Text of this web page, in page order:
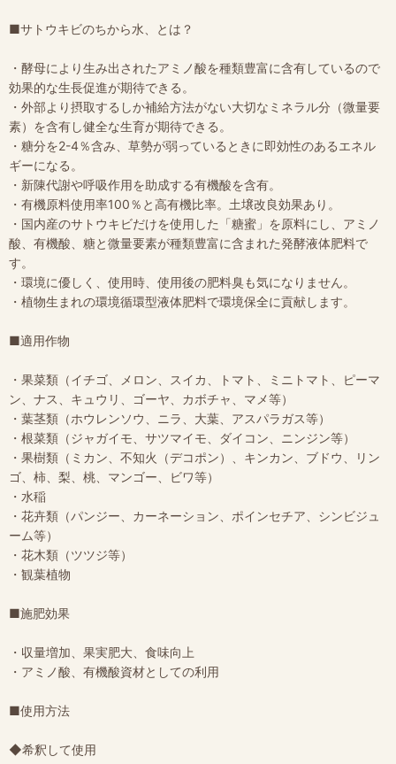
■サトウキビのちから水、とは？
・酵母により生み出されたアミノ酸を種類豊富に含有しているので
効果的な生長促進が期待できる。
・外部より摂取するしか補給方法がない大切なミネラル分（微量要
素）を含有し健全な生育が期待できる。
・糖分を2-4％含み、草勢が弱っているときに即効性のあるエネル
ギーになる。
・新陳代謝や呼吸作用を助成する有機酸を含有。
・有機原料使用率100％と高有機比率。土壌改良効果あり。
・国内産のサトウキビだけを使用した「糖蜜」を原料にし、アミノ
酸、有機酸、糖と微量要素が種類豊富に含まれた発酵液体肥料で
す。
・環境に優しく、使用時、使用後の肥料臭も気になりません。
・植物生まれの環境循環型液体肥料で環境保全に貢献します。
■適用作物
・果菜類（イチゴ、メロン、スイカ、トマト、ミニトマト、ピーマ
ン、ナス、キュウリ、ゴーヤ、カボチャ、マメ等）
・葉茎類（ホウレンソウ、ニラ、大葉、アスパラガス等）
・根菜類（ジャガイモ、サツマイモ、ダイコン、ニンジン等）
・果樹類（ミカン、不知火（デコポン）、キンカン、ブドウ、リン
ゴ、柿、梨、桃、マンゴー、ビワ等）
・水稲
・花卉類（パンジー、カーネーション、ポインセチア、シンビジュ
ーム等）
・花木類（ツツジ等）
・観葉植物
■施肥効果
・収量増加、果実肥大、食味向上
・アミノ酸、有機酸資材としての利用
■使用方法
◆希釈して使用